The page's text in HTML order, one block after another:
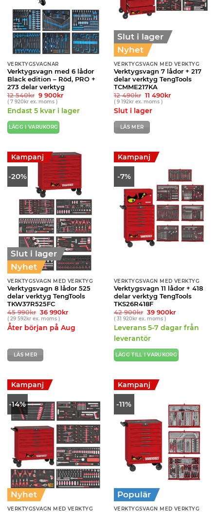
VERKTYGSVAGNAR
Verktygsvagn med 6 lådor
Black edition – Röd, PRO +
273 delar verktyg
12 540kr Det
ursprungliga
priset
var:
540kr.
9 900krDet
priset
är:
( 7 920krex. moms )
Endast 5 kvar i lager
LÄGG I VARUKORG
Slut i lager
Nyhet
VERKTYGSVAGN MED VERKTYG
Verktygsvagn 7 lådor + 217
delar verktyg TengTools
TCMME217KA
12 490kr Det
ursprungliga
priset
var:
490kr.
11 490krDet
( 9 192krex. moms )
Slut i lager
LÄS MER
-20%
Kampanj
Slut i lager
Nyhet
VERKTYGSVAGN MED VERKTYG
Verktygsvagn 8 lådor 525
delar verktyg TengTools
TKW37R525FC
45 990kr Det
ursprungliga
priset
var:
36 990krDet
är:
( 29 592krex. moms )
Åter början på Aug
LÄS MER
-7%
Kampanj
VERKTYGSVAGN MED VERKTYG
Verktygsvagn 11 lådor + 418
delar verktyg TengTools
TKS26R418F
42 900kr Det
ursprungliga
priset
var:
42
900kr.
39 900krDet
priset
är:
( 31 920krex. moms )
Leverans 5-7 dagar från
leverantör
LÄGG TILL I VARUKORG
-14%
Kampanj
Nyhet
VERKTYGSVAGN MED VERKTYG
-11%
Kampanj
Populär
VERKTYGSVAGN MED VERKTYG